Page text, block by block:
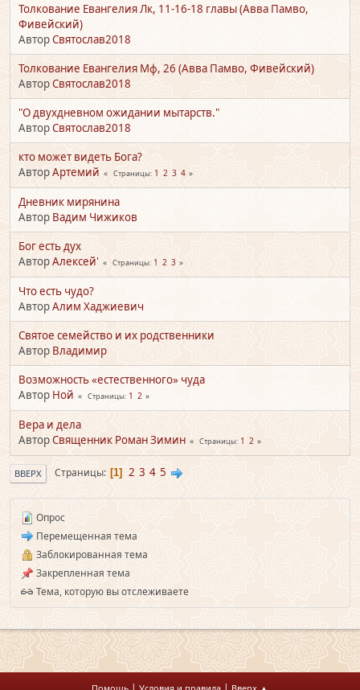
Толкование Евангелия Лк, 11-16-18 главы (Авва Памво,
Фивейский)
АвторСвятослав2018
Толкование Евангелия Мф, 26 (Авва Памво, Фивейский)
АвторСвятослав2018
"О двухдневном ожидании мытарств."
АвторСвятослав2018
кто может видеть Бога?
АвторАртемий Страницы 1 2 3 4
Дневник мирянина
Автор Вадим Чижиков
Бог есть дух
АвторАлексей' Страницы 1 2 3
Что есть чудо?
АвторАлим Хаджиевич
Святое семейство и их родственники
Автор Владимир
Возможность «естественного» чуда
Автор Ной Страницы 1 2
Вера и дела
АвторСвященник Роман Зимин Страницы 1 2
ВВЕРХ Страницы 1 2 3 4 5
Опрос
Перемещенная тема
Заблокированная тема
Закрепленная тема
Тема, которую вы отслеживаете